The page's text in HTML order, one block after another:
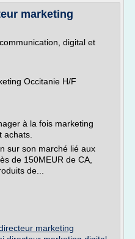
marketing
digital et
Occitanie H/F
à la fois marketing
achats.
sur son marché lié aux
de 150MEUR de CA,
de...
marketing